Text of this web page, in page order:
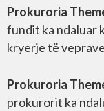
Prokuroria
fundit ka ndaluar
kryerje të
Prokuroria
prokurorit ka